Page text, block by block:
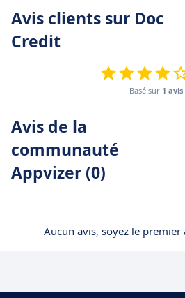
Avis clients sur Doc
Credit
Basé sur 1 avis
Avis de la
communauté
Appvizer (0)
Aucun avis, soyez le